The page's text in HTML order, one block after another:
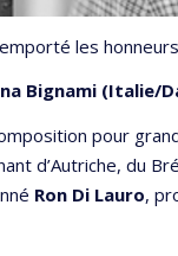
les
Bignami (Italie/
pour
d’Autriche, du
Ron Di Lauro,